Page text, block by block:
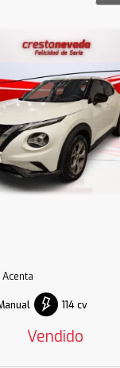
Acenta
114 cv
Vendido